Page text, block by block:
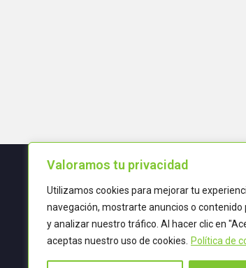
Valoramos tu privacidad
Utilizamos cookies para mejorar tu
navegación, mostrarte anuncios o contenido
y analizar nuestro tráfico. Al hacer clic en
aceptas nuestro uso de cookies.
Política de
Términos y condiciones
POLÍTICA DE CALIDAD
TRATAMIENTO DE DATOS